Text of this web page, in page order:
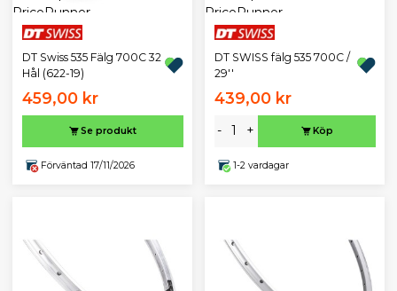
DT Swiss 535 Fälg 700C 32
Hål (622-19)
459,00 kr
Se produkt
Förväntad 17/11/2026
DT SWISS fälg 535 700C /
29''
439,00 kr
- + Köp
1-2 vardagar